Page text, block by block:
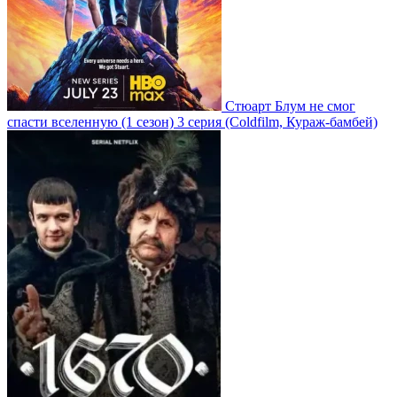
Стюарт Блум не смог
спасти вселенную (1 сезон) 3 серия (Coldfilm, Кураж-бамбей)